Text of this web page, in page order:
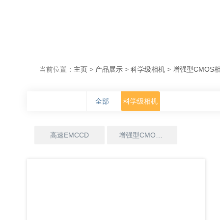
当前位置： 主页 > 产品展示 >科学级相机 >增强型CMOS
全部 科学级相机
高速EMCCD